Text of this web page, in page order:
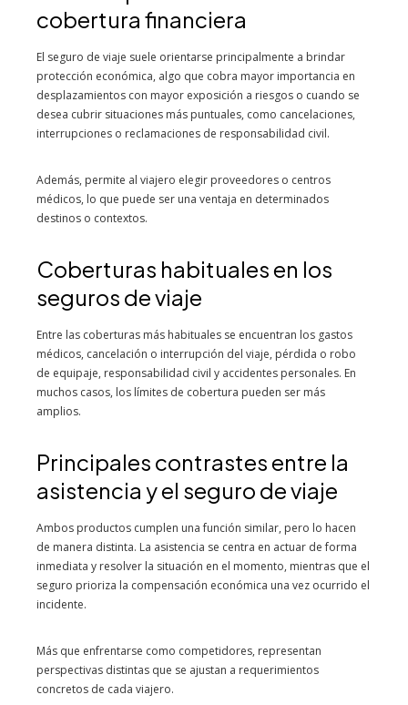
cobertura financiera
El seguro de viaje suele orientarse principalmente a brindar
protección económica, algo que cobra mayor importancia en
desplazamientos con mayor exposición a riesgos o cuando se
desea cubrir situaciones más puntuales, como cancelaciones,
interrupciones o reclamaciones de responsabilidad civil.
Además, permite al viajero elegir proveedores o centros
médicos, lo que puede ser una ventaja en determinados
destinos o contextos.
Coberturas habituales en los
seguros de viaje
Entre las coberturas más habituales se encuentran los gastos
médicos, cancelación o interrupción del viaje, pérdida o robo
de equipaje, responsabilidad civil y accidentes personales. En
muchos casos, los límites de cobertura pueden ser más
amplios.
Principales contrastes entre la
asistencia y el seguro de viaje
Ambos productos cumplen una función similar, pero lo hacen
de manera distinta. La asistencia se centra en actuar de forma
inmediata y resolver la situación en el momento, mientras que el
seguro prioriza la compensación económica una vez ocurrido el
incidente.
Más que enfrentarse como competidores, representan
perspectivas distintas que se ajustan a requerimientos
concretos de cada viajero.